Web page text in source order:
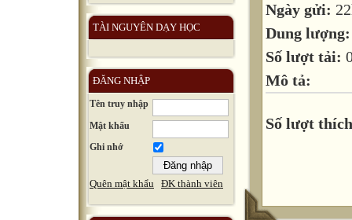
TÀI NGUYÊN DẠY HỌC
ĐĂNG NHẬP
Tên truy nhập
Mật khẩu
Ghi nhớ
Quên mật khẩu ĐK thành viên
Ngày gửi:
Dung
Số lượt tải:
Mô tả:
Số lượt